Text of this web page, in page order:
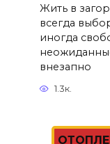
Жить в
всегда
иногда
внезапно
1.3к.